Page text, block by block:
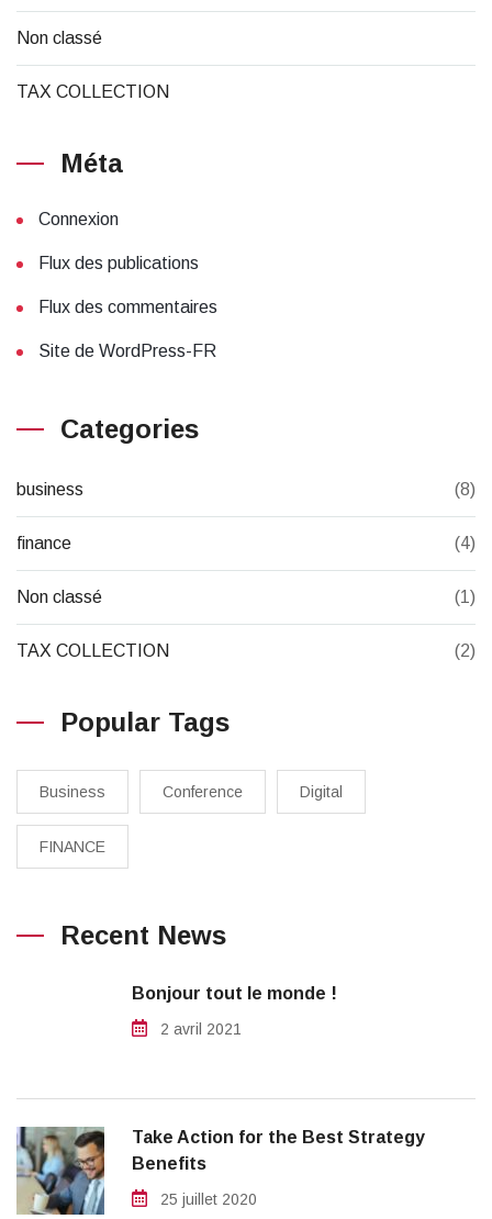
Non classé
TAX COLLECTION
Méta
Connexion
Flux des publications
Flux des commentaires
Site de WordPress-FR
Categories
business (8)
finance (4)
Non classé (1)
TAX COLLECTION (2)
Popular Tags
Business Conference Digital
FINANCE
Recent News
Bonjour tout le monde !
2 avril 2021
Take Action for the Best Strategy
Benefits
25 juillet 2020